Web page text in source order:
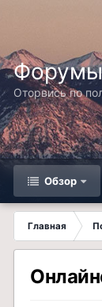
Форумы
Оторвись по
Обзор
Главная